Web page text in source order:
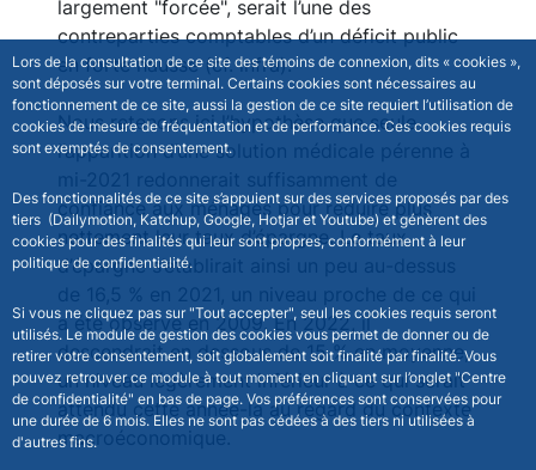
Lors de la consultation de ce site des témoins de connexion, dits « cookies »,
sont déposés sur votre terminal. Certains cookies sont nécessaires au
fonctionnement de ce site, aussi la gestion de ce site requiert l’utilisation de
cookies de mesure de fréquentation et de performance. Ces cookies requis
sont exemptés de consentement.
Des fonctionnalités de ce site s’appuient sur des services proposés par des
tiers (Dailymotion, Katchup, Google, Hotjar et Youtube) et génèrent des
cookies pour des finalités qui leur sont propres, conformément à leur
politique de confidentialité.
Si vous ne cliquez pas sur "Tout accepter", seul les cookies requis seront
utilisés. Le module de gestion des cookies vous permet de donner ou de
retirer votre consentement, soit globalement soit finalité par finalité. Vous
pouvez retrouver ce module à tout moment en cliquant sur l’onglet "Centre
de confidentialité" en bas de page. Vos préférences sont conservées pour
une durée de 6 mois. Elles ne sont pas cédées à des tiers ni utilisées à
d'autres fins.
niveau inhabituellement élevé. Il s’établirait
ainsi à 22,3 % en 2020, en cohérence avec
une chute de la consommation de 9,3 % sur
l’année. L’épargne des ménages sur l’ensemble
de l’année 2020 serait ainsi supérieure de
100 milliards d’euros à nos projections
d’avant-crise. Cette hausse de l’épargne,
largement "forcée", serait l’une des
contreparties comptables d’un déficit public
en forte hausse (cf. infra).
Nous retenons ici l’hypothèse que seule
l’apparition d’une solution médicale pérenne à
mi-2021 redonnerait suffisamment de
confiance aux ménages pour réduire plus
nettement leur taux d’épargne. Le taux